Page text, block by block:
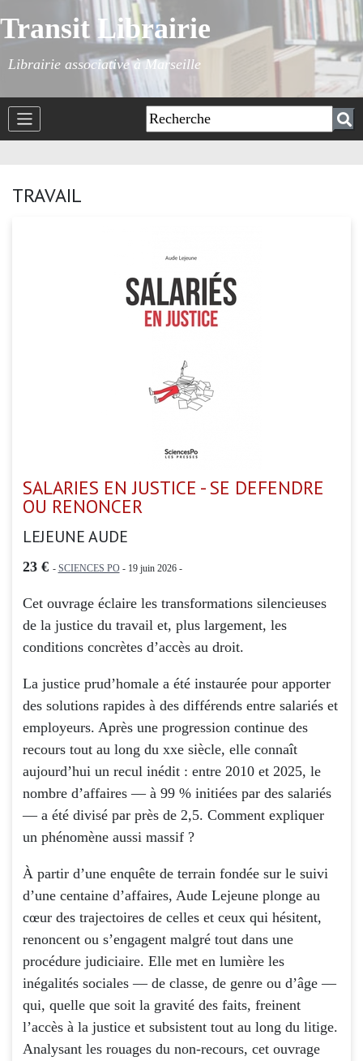
Transit Librairie
Librairie associative à Marseille
TRAVAIL
SALARIES EN JUSTICE - SE DEFENDRE
OU RENONCER
LEJEUNE AUDE
23 € - SCIENCES PO- 19 juin 2026 -
Cet ouvrage éclaire les transformations silencieuses
de la justice du travail et, plus largement, les
conditions concrètes d’accès au droit.
La justice prud’homale a été instaurée pour apporter
des solutions rapides à des différends entre salariés et
employeurs. Après une progression continue des
recours tout au long du xxe siècle, elle connaît
aujourd’hui un recul inédit : entre 2010 et 2025, le
nombre d’affaires — à 99 % initiées par des salariés
— a été divisé par près de 2,5. Comment expliquer
un phénomène aussi massif ?
À partir d’une enquête de terrain fondée sur le suivi
d’une centaine d’affaires, Aude Lejeune plonge au
cœur des trajectoires de celles et ceux qui hésitent,
renoncent ou s’engagent malgré tout dans une
procédure judiciaire. Elle met en lumière les
inégalités sociales — de classe, de genre ou d’âge —
qui, quelle que soit la gravité des faits, freinent
l’accès à la justice et subsistent tout au long du litige.
Analysant les rouages du non-recours, cet ouvrage